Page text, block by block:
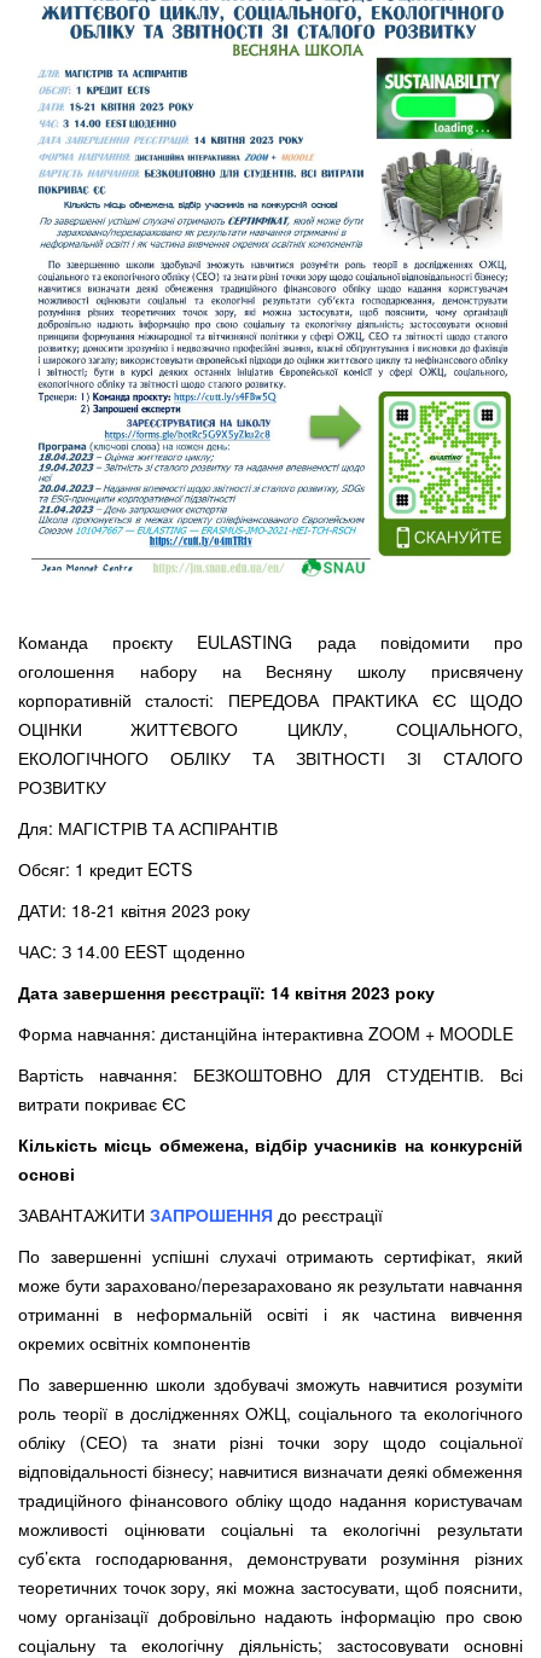
Команда проєкту EULASTING рада повідомити про
оголошення набору на Весняну школу присвячену
корпоративній сталості: ПЕРЕДОВА ПРАКТИКА ЄС ЩОДО
ОЦІНКИ ЖИТТЄВОГО ЦИКЛУ, СОЦІАЛЬНОГО,
ЕКОЛОГІЧНОГО ОБЛІКУ ТА ЗВІТНОСТІ ЗІ СТАЛОГО
РОЗВИТКУ
Для: МАГІСТРІВ ТА АСПІРАНТІВ
Обсяг: 1 кредит ECTS
ДАТИ: 18-21 квітня 2023 року
ЧАС: З 14.00 ЕEST щоденно
Дата завершення реєстрації: 14 квітня 2023 року
Форма навчання: дистанційна інтерактивна ZOOM + MOODLE
Вартість навчання: БЕЗКОШТОВНО ДЛЯ СТУДЕНТІВ. Всі
витрати покриває ЄС
Кількість місць обмежена, відбір учасників на конкурсній
основі
ЗАВАНТАЖИТИ ЗАПРОШЕННЯ до реєстрації
По завершенні успішні слухачі отримають сертифікат, який
може бути зараховано/перезараховано як результати навчання
отриманні в неформальній освіті і як частина вивчення
окремих освітніх компонентів
По завершенню школи здобувачі зможуть навчитися розуміти
роль теорії в дослідженнях ОЖЦ, соціального та екологічного
обліку (СЕО) та знати різні точки зору щодо соціальної
відповідальності бізнесу; навчитися визначати деякі обмеження
традиційного фінансового обліку щодо надання користувачам
можливості оцінювати соціальні та екологічні результати
суб’єкта господарювання, демонструвати розуміння різних
теоретичних точок зору, які можна застосувати, щоб пояснити,
чому організації добровільно надають інформацію про свою
соціальну та екологічну діяльність; застосовувати основні